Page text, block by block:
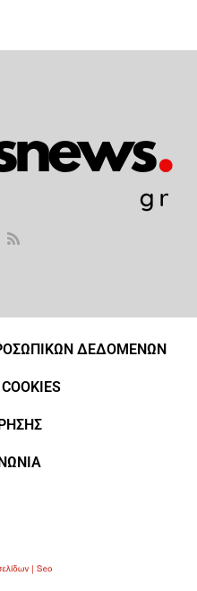
ΔΕΔΟΜΕΝΩΝ